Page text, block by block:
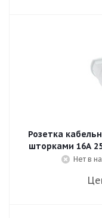
Розетка
шторками 16A
Нет в